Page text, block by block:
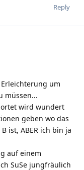
Reply
um
müssen...
wird wundert
geben wo das
ist, ABER ich bin ja
auf einem
SuSe jungfräulich